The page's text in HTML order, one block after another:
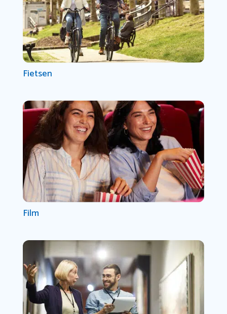
Fietsen
Film